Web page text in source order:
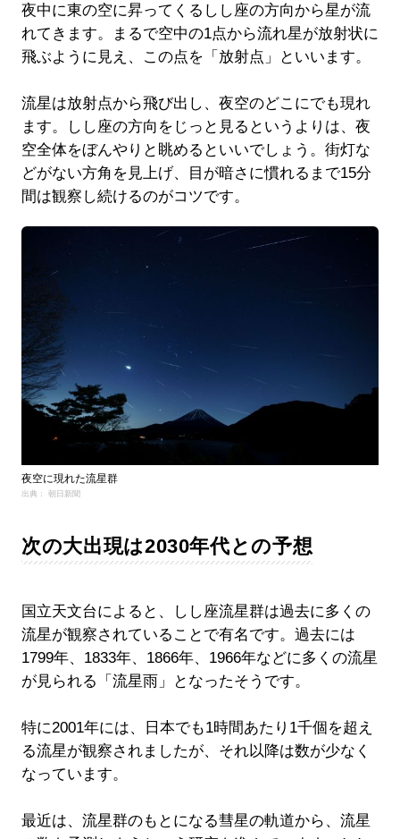
夜中に東の空に昇ってくるしし座の方向から星が流
れてきます。まるで空中の1点から流れ星が放射状に
飛ぶように見え、この点を「放射点」といいます。
流星は放射点から飛び出し、夜空のどこにでも現れ
ます。しし座の方向をじっと見るというよりは、夜
空全体をぼんやりと眺めるといいでしょう。街灯な
どがない方角を見上げ、目が暗さに慣れるまで15分
間は観察し続けるのがコツです。
夜空に現れた流星群
出典： 朝日新聞
次の大出現は2030年代との予想
国立天文台によると、しし座流星群は過去に多くの
流星が観察されていることで有名です。過去には
1799年、1833年、1866年、1966年などに多くの流星
が見られる「流星雨」となったそうです。
特に2001年には、日本でも1時間あたり1千個を超え
る流星が観察されましたが、それ以降は数が少なく
なっています。
最近は、流星群のもとになる彗星の軌道から、流星